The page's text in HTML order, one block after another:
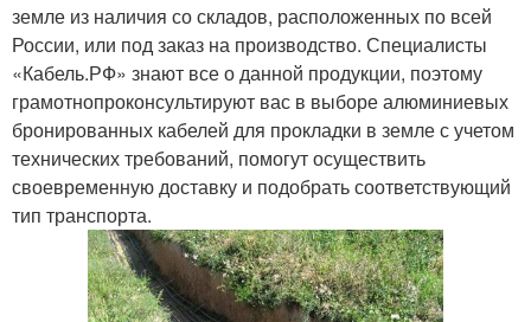
земле из наличия со складов, расположенных по всей
России, или под заказ на производство. Специалисты
«Кабель.РФ» знают все о данной продукции, поэтому
грамотнопроконсультируют вас в выборе алюминиевых
бронированных кабелей для прокладки в земле с учетом
технических требований, помогут осуществить
своевременную доставку и подобрать соответствующий
тип транспорта.